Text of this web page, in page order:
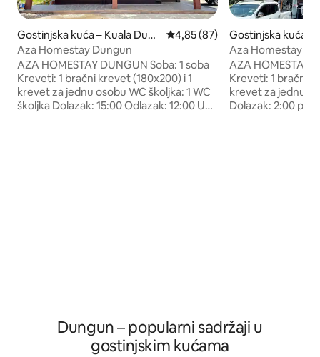
Gostinjska kuća – Kuala Dung
un
Prosječna ocjena: 4,85/5,
4,85 (87)
Aza Homestay Dungun
AZA HOMESTAY DUNGUN Soba: 1 soba
Kreveti: 1 bračni krevet (180x200) i 1
krevet za jednu osobu WC školjka: 1 WC
školjka Dolazak: 15:00 Odlazak: 12:00 U
Gostinjska kuća –
un
Aza Homestay
AZA HOMESTAY DUNGUN
Kreveti: 1 bračni
krevet za jednu
Dolazak: 2:00
Dungun – popularni sadržaji u
gostinjskim kućama